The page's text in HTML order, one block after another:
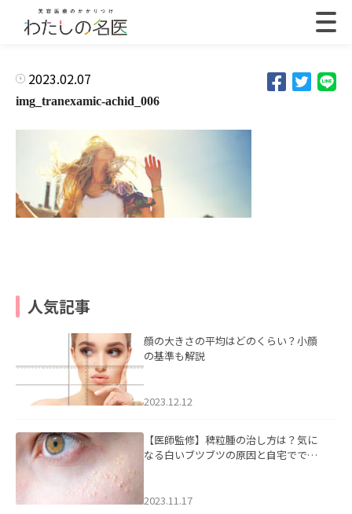
2023.02.07
img_tranexamic-achid_006
人気記事
顔の大きさの平均はどのくらい？小顔
の基準も解説
2023.12.12
【医師監修】稗粒腫の治し方は？気に
なる白いブツブツの原因と自宅ででき
2023.11.17